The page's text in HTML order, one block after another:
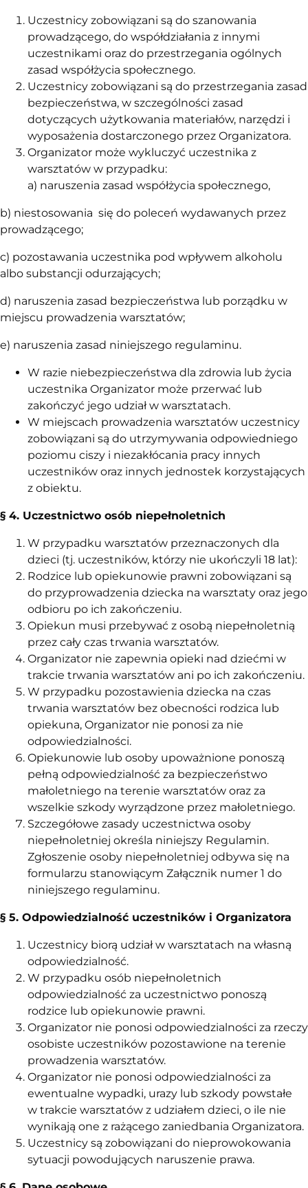
Uczestnicy zobowiązani są do szanowania
prowadzącego, do współdziałania z innymi
uczestnikami oraz do przestrzegania ogólnych
zasad współżycia społecznego.
Uczestnicy zobowiązani są do przestrzegania zasad
bezpieczeństwa, w szczególności zasad
dotyczących użytkowania materiałów, narzędzi i
wyposażenia dostarczonego przez Organizatora.
Organizator może wykluczyć uczestnika z
warsztatów w przypadku:
a) naruszenia zasad współżycia społecznego,
b) niestosowania się do poleceń wydawanych przez
prowadzącego;
c) pozostawania uczestnika pod wpływem alkoholu
albo substancji odurzających;
d) naruszenia zasad bezpieczeństwa lub porządku w
miejscu prowadzenia warsztatów;
e) naruszenia zasad niniejszego regulaminu.
W razie niebezpieczeństwa dla zdrowia lub życia
uczestnika Organizator może przerwać lub
zakończyć jego udział w warsztatach.
W miejscach prowadzenia warsztatów uczestnicy
zobowiązani są do utrzymywania odpowiedniego
poziomu ciszy i niezakłócania pracy innych
uczestników oraz innych jednostek korzystających
z obiektu.
§ 4. Uczestnictwo osób niepełnoletnich
W przypadku warsztatów przeznaczonych dla
dzieci (tj. uczestników, którzy nie ukończyli 18 lat):
Rodzice lub opiekunowie prawni zobowiązani są
do przyprowadzenia dziecka na warsztaty oraz jego
odbioru po ich zakończeniu.
Opiekun musi przebywać z osobą niepełnoletnią
przez cały czas trwania warsztatów.
Organizator nie zapewnia opieki nad dziećmi w
trakcie trwania warsztatów ani po ich zakończeniu.
W przypadku pozostawienia dziecka na czas
trwania warsztatów bez obecności rodzica lub
opiekuna, Organizator nie ponosi za nie
odpowiedzialności.
Opiekunowie lub osoby upoważnione ponoszą
pełną odpowiedzialność za bezpieczeństwo
małoletniego na terenie warsztatów oraz za
wszelkie szkody wyrządzone przez małoletniego.
Szczegółowe zasady uczestnictwa osoby
niepełnoletniej określa niniejszy Regulamin.
Zgłoszenie osoby niepełnoletniej odbywa się na
formularzu stanowiącym Załącznik numer 1 do
niniejszego regulaminu.
§ 5. Odpowiedzialność uczestników i Organizatora
Uczestnicy biorą udział w warsztatach na własną
odpowiedzialność.
W przypadku osób niepełnoletnich
odpowiedzialność za uczestnictwo ponoszą
rodzice lub opiekunowie prawni.
Organizator nie ponosi odpowiedzialności za rzeczy
osobiste uczestników pozostawione na terenie
prowadzenia warsztatów.
Organizator nie ponosi odpowiedzialności za
ewentualne wypadki, urazy lub szkody powstałe
w trakcie warsztatów z udziałem dzieci, o ile nie
wynikają one z rażącego zaniedbania Organizatora.
Uczestnicy są zobowiązani do nieprowokowania
sytuacji powodujących naruszenie prawa.